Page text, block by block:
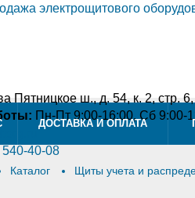
Пятницкое ш., д. 54, к. 2, стр.
Пн-Пт 9:00-16:00, Сб 9:00-
40-08
ДОСТАВКА И ОПЛАТА
Каталог Щиты учета и